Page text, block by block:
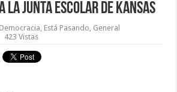
la Junta Escolar de Kansas
Democracia, Está Pasando, General
423 Vistas